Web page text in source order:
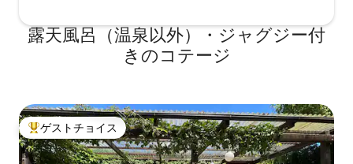
露天風呂（温泉以外）・ジャグジー付
きのコテージ
大好評のゲストチョイスです。
ゲストチョイス